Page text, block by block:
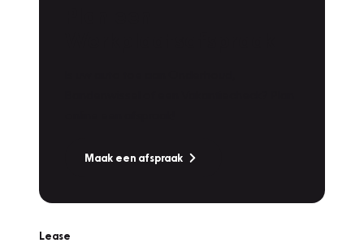
Maak een afspraak
Lease